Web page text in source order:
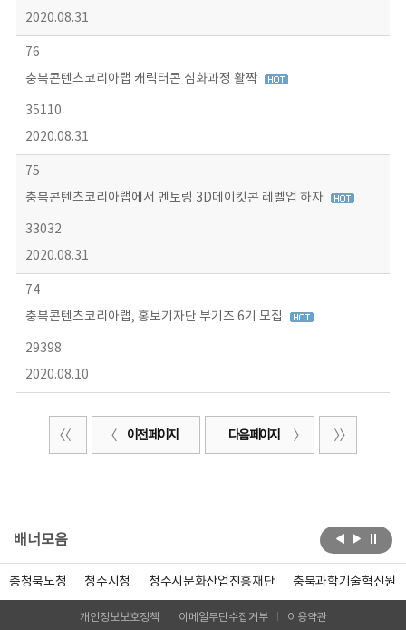
2020.08.31
76
충북콘텐츠코리아랩 캐릭터콘 심화과정 활짝
35110
2020.08.31
75
충북콘텐츠코리아랩에서 멘토링 3D메이킷콘 레벨업 하자
33032
2020.08.31
74
충북콘텐츠코리아랩, 홍보기자단 부기즈 6기 모집
29398
2020.08.10
이전 페이지 다음 페이지
배너모음
충청북도청 청주시청 청주시문화산업진흥재단 충북과학기술혁신원
개인정보보호정책 이메일무단수집거부 이용약관